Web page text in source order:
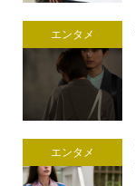
エンタメ
エンタメ